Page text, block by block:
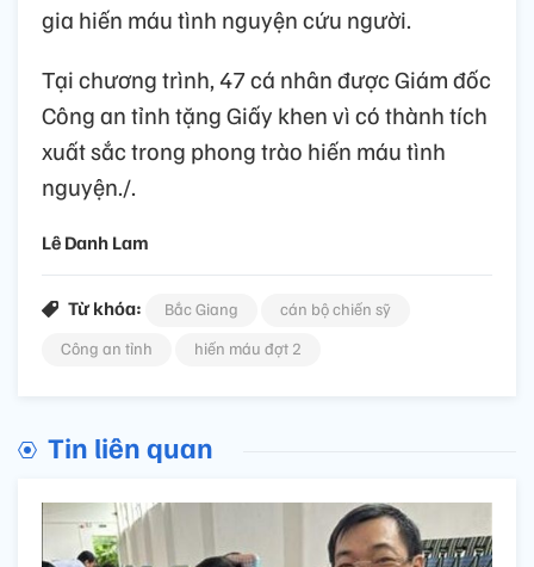
gia hiến máu tình nguyện cứu người.
Tại chương trình, 47 cá nhân được Giám đốc
Công an tỉnh tặng Giấy khen vì có thành tích
xuất sắc trong phong trào hiến máu tình
nguyện./.
Lê Danh Lam
Từ khóa: Bắc Giang
cán bộ chiến sỹ
Công an tỉnh
hiến máu đợt 2
Tin liên quan